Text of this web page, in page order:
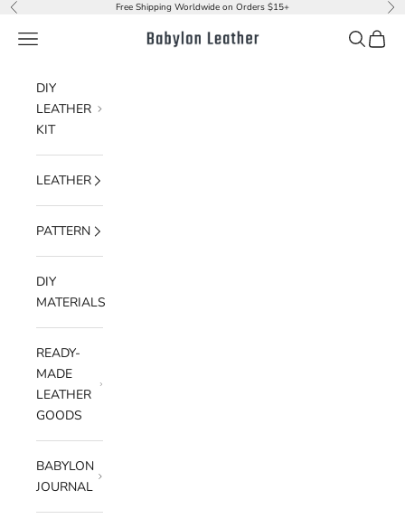
Skip to content
Previous Free Shipping Worldwide on Orders $15+
Babylon Leather
Navigation menu Search
Cart
DIY
LEATHER
KIT
LEATHER
PATTERN
DIY
MATERIALS
READY-
MADE
LEATHER
GOODS
BABYLON
JOURNAL